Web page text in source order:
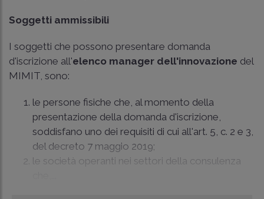
Soggetti ammissibili
I soggetti che possono presentare domanda
d'iscrizione all'elenco manager dell'innovazione del
MIMIT, sono:
le persone fisiche che, al momento della
presentazione della domanda d'iscrizione,
soddisfano uno dei requisiti di cui all'art. 5, c. 2 e 3,
del decreto 7 maggio 2019;
le società operanti nei settori della consulenza